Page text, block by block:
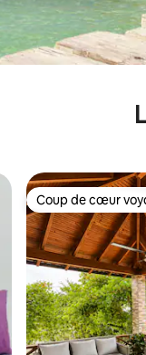
Coup de cœur
Coup de cœur